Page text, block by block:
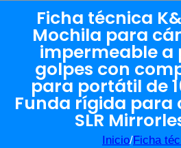
Ficha técnica
Mochila para
impermeable a
golpes con
para portátil de
Funda rígida para
SLR
Inicio/Ficha